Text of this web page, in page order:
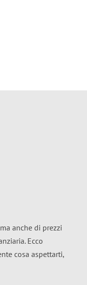
anche di prezzi
Ecco
cosa aspettarti,